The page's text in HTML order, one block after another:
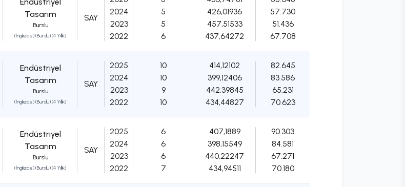
Endüstriyel
Tasarım
Burslu
(İngilizce) (Burslu) (4 Yıllık)
SAY
2024
2023
2022
5
5
6
426,01936
457,51533
437,64272
57.730
51.436
67.708
Endüstriyel
Tasarım
Burslu
(İngilizce) (Burslu) (4 Yıllık)
SAY
2025
2024
2023
2022
10
10
9
10
414,12102
399,12406
442,39845
434,44827
82.645
83.586
65.231
70.623
Endüstriyel
Tasarım
Burslu
(İngilizce) (Burslu) (4 Yıllık)
SAY
2025
2024
2023
2022
6
6
6
7
407,1889
398,15549
440,22247
434,94511
90.303
84.581
67.271
70.180